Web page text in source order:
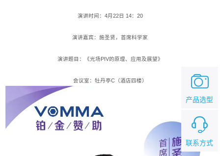
演讲时间：4月22日 14：20
演讲嘉宾：施圣贤，首席科学家
演讲题目：《光场PIV的原理、应用及展望》
会议室：牡丹亭C（酒店四楼）
联系方式
产品选型